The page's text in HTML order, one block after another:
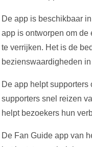
De app is beschikbaar
app is ontworpen om de
te verrijken. Het is de
bezienswaardigheden
De app helpt
supporters snel reizen
helpt bezoekers hun
De Fan Guide app van